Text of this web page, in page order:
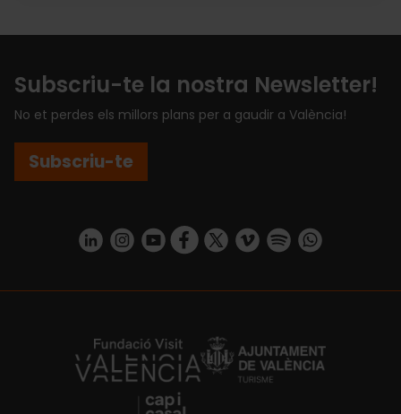
Subscriu-te la nostra Newsletter!
No et perdes els millors plans per a gaudir a València!
Subscriu-te
https://www.linkedin.com/company/turismo-valencia/mycompany/
https://www.instagram.com/visit_valencia/
https://www.youtube.com/user/
https://www.facebook.com/
https://twitter.com/
https://vimeo.com/
https://https://api.whatsapp.com/
https://fundacion.visitvalencia.com/